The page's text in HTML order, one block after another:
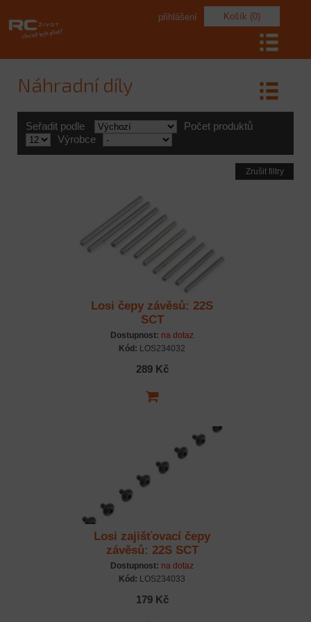
Košík (0)
přihlášení
Náhradní díly
Seřadit podle
Počet produktů
Výrobce
Zrušit filtry
Losi čepy závěsů: 22S
SCT
Dostupnost: na dotaz
Kód: LOS234032
289 Kč
Losi zajišťovací čepy
závěsů: 22S SCT
Dostupnost: na dotaz
Kód: LOS234033
179 Kč